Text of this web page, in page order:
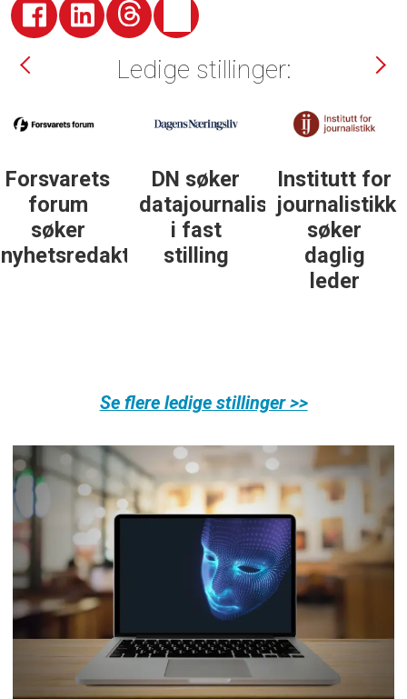
Ledige stillinger:
DN søker
datajournalist
i fast
stilling
Institutt for
journalistikk
søker
daglig
DN søker
some-
journalist
Se flere ledige stillinger >>